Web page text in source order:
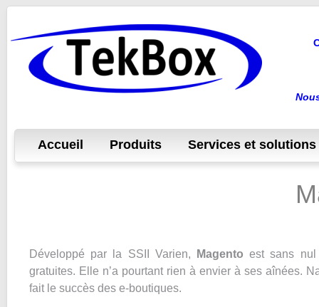
Accueil Produits Services et solutions
Développé par la SSII Varien, Magento est sans nul
gratuites. Elle n’a pourtant rien à envier à ses aînées.
fait le succès des e-boutiques.